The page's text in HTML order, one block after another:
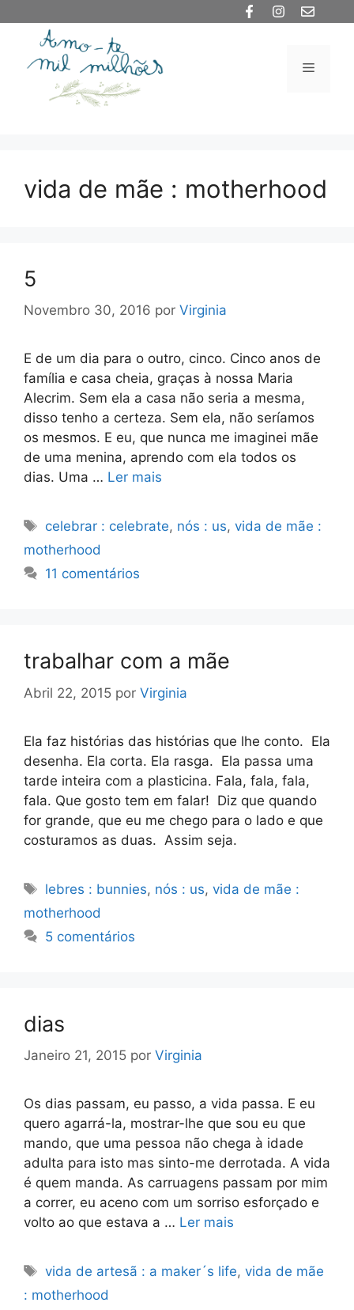
conteúdo
Menu
vida de mãe : motherhood
5
Novembro 30, 2016 por Virginia
E de um dia para o outro, cinco. Cinco anos de
família e casa cheia, graças à nossa Maria
Alecrim. Sem ela a casa não seria a mesma,
disso tenho a certeza. Sem ela, não seríamos
os mesmos. E eu, que nunca me imaginei mãe
de uma menina, aprendo com ela todos os
dias. Uma … Ler mais
Etiquetas
celebrar : celebrate, nós : us,vida de mãe :
motherhood
11 comentários
trabalhar com a mãe
Abril 22, 2015 por Virginia
Ela faz histórias das histórias que lhe conto. Ela
desenha. Ela corta. Ela rasga. Ela passa uma
tarde inteira com a plasticina. Fala, fala, fala,
fala. Que gosto tem em falar! Diz que quando
for grande, que eu me chego para o lado e que
costuramos as duas. Assim seja.
Etiquetas
lebres : bunnies, nós : us,vida de mãe :
motherhood
5 comentários
dias
Janeiro 21, 2015 por Virginia
Os dias passam, eu passo, a vida passa. E eu
quero agarrá-la, mostrar-lhe que sou eu que
mando, que uma pessoa não chega à idade
adulta para isto mas sinto-me derrotada. A vida
é quem manda. As carruagens passam por mim
a correr, eu aceno com um sorriso esforçado e
volto ao que estava a … Ler mais
Etiquetas
vida de artesã : a maker´s life,vida de mãe
: motherhood